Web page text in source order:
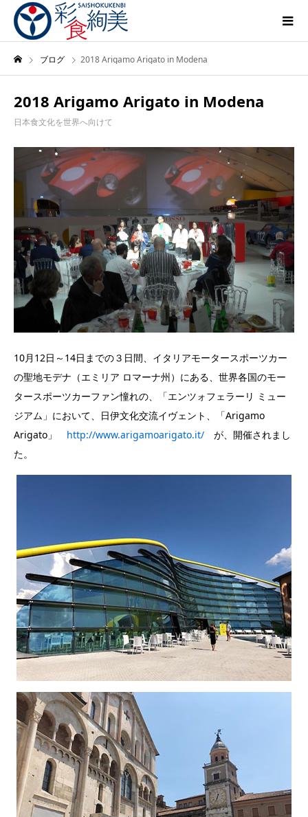
ブログ 2018 Arigamo Arigato in Modena
2018 Arigamo Arigato in Modena
日本食文化を世界へ向けて
10月12日～14日までの３日間、イタリアモータースポーツカー
の聖地モデナ（エミリア ロマーナ州）にある、世界各国のモー
タースポーツカーファン憧れの、「エンツォフェラーリ ミュー
ジアム」において、日伊文化交流イヴェント、「Arigamo
Arigato」 http://www.arigamoarigato.it/ が、開催されまし
た。